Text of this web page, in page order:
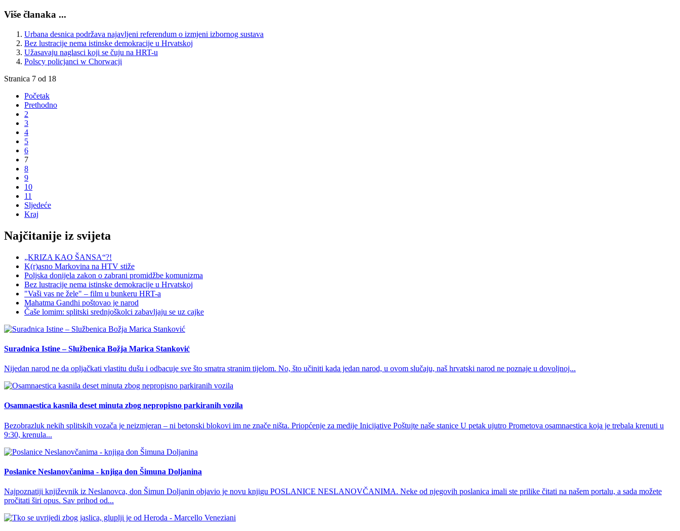
Više članaka ...
Urbana desnica podržava najavljeni referendum o izmjeni izbornog sustava
Bez lustracije nema istinske demokracije u Hrvatskoj
Užasavaju naglasci koji se čuju na HRT-u
Polscy policjanci w Chorwacji
Stranica 7 od 18
Početak
Prethodno
2
3
4
5
6
7
8
9
10
11
Sljedeće
Kraj
Najčitanije iz svijeta
„KRIZA KAO ŠANSA“?!
K(r)asno Markovina na HTV stiže
Poljska donijela zakon o zabrani promidžbe komunizma
Bez lustracije nema istinske demokracije u Hrvatskoj
"Vaši vas ne žele" – film u bunkeru HRT-a
Mahatma Gandhi poštovao je narod
Čaše lomim: splitski srednjoškolci zabavljaju se uz cajke
Suradnica Istine – Službenica Božja Marica Stanković
Nijedan narod ne da opljačkati vlastitu dušu i odbacuje sve što smatra stranim tijelom. No, što učiniti kada jedan narod, u ovom slučaju, naš hrvatski narod ne poznaje u dovoljnoj...
Osamnaestica kasnila deset minuta zbog nepropisno parkiranih vozila
Bezobrazluk nekih splitskih vozača je neizmjeran – ni betonski blokovi im ne znače ništa. Priopćenje za medije Inicijative Poštujte naše stanice U petak ujutro Prometova osamnaestica koja je trebala krenuti u
9:30, krenula...
Poslanice Neslanovčanima - knjiga don Šimuna Doljanina
Najpoznatiji književnik iz Neslanovca, don Šimun Doljanin objavio je novu knjigu POSLANICE NESLANOVČANIMA. Neke od njegovih poslanica imali ste prilike čitati na našem portalu, a sada možete
pročitati širi opus. Sav prihod od...